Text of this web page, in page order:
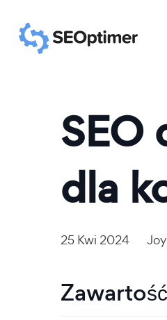
SEO
dla
25 Kwi 2024
Zawartość